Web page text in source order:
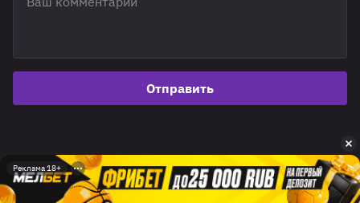
Отправить
Реклама 18+
Реклама 18+